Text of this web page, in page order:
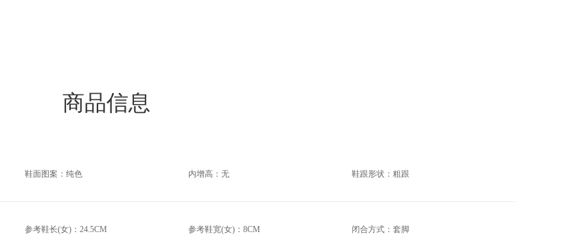
商品信息
鞋面图案：纯色 内增高：无 鞋跟形状：粗跟
参考鞋长(女)：24.5CM 参考鞋宽(女)：8CM 闭合方式：套脚